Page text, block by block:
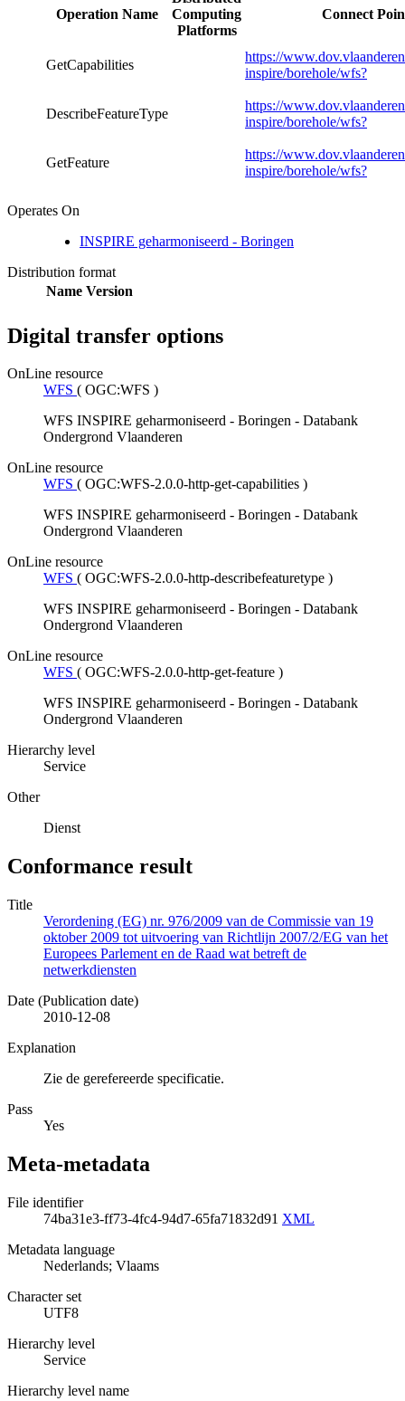
Operation Name
Computing
Platforms
Connect
GetCapabilities
https://
inspire/borehole/wfs?
DescribeFeatureType
https://
inspire/borehole/wfs?
GetFeature
https://
inspire/borehole/wfs?
Operates On
INSPIRE geharmoniseerd - Boringen
Distribution format
Name Version
Digital transfer options
OnLine resource
WFS ( OGC:WFS )
WFS INSPIRE geharmoniseerd - Boringen - Databank
Ondergrond Vlaanderen
OnLine resource
WFS ( OGC:WFS-2.0.0-http-get-capabilities )
WFS INSPIRE geharmoniseerd - Boringen - Databank
Ondergrond Vlaanderen
OnLine resource
WFS ( OGC:WFS-2.0.0-http-describefeaturetype )
WFS INSPIRE geharmoniseerd - Boringen - Databank
Ondergrond Vlaanderen
OnLine resource
WFS ( OGC:WFS-2.0.0-http-get-feature )
WFS INSPIRE geharmoniseerd - Boringen - Databank
Ondergrond Vlaanderen
Hierarchy level
Service
Other
Dienst
Conformance result
Title
Verordening (EG) nr. 976/2009 van de Commissie van 19
oktober 2009 tot uitvoering van Richtlijn 2007/2/EG van het
Europees Parlement en de Raad wat betreft de
netwerkdiensten
Date (Publication date)
2010-12-08
Explanation
Zie de gerefereerde specificatie.
Pass
Yes
Meta-metadata
File identifier
74ba31e3-ff73-4fc4-94d7-65fa71832d91 XML
Metadata language
Nederlands; Vlaams
Character set
UTF8
Hierarchy level
Service
Hierarchy level name